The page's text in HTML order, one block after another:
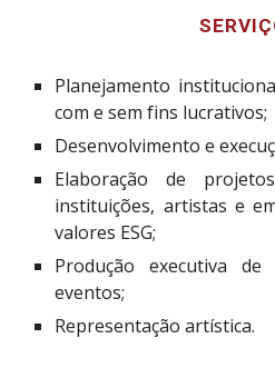
Planejamento
com e sem fins lucrativos;
Desenvolvimento e
Elaboração de
instituições, artistas e
valores ESG;
Produção executiva
eventos;
Representação artística.